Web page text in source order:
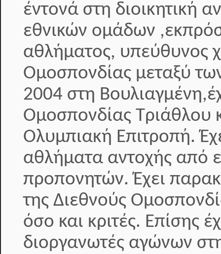
έντονά στη διοικητική
εθνικών ομάδων
αθλήματος, υπεύθυνος
Ομοσπονδίας μεταξύ
2004 στη
Ομοσπονδίας Τριάθλου
Ολυμπιακή Επιτροπή.
αθλήματα αντοχής από
προπονητών. Έχει
της Διεθνούς
όσο και κριτές. Επίσης
διοργανωτές αγώνων